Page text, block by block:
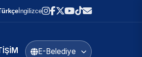
İngilizce
E-Belediye